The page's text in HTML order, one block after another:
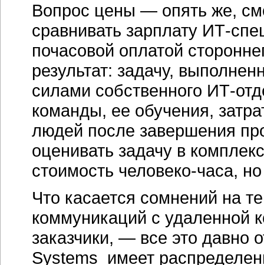
Вопрос цены — опять же,
сравнивать зарплату ИТ-
почасовой оплатой
результат: задачу,
силами собственного ИТ-
команды, ее обучения,
людей после завершения
оценивать задачу в
стоимость человеко-часа,
Что касается сомнений на
коммуникаций с удаленной
заказчики, — все это
Systems имеет